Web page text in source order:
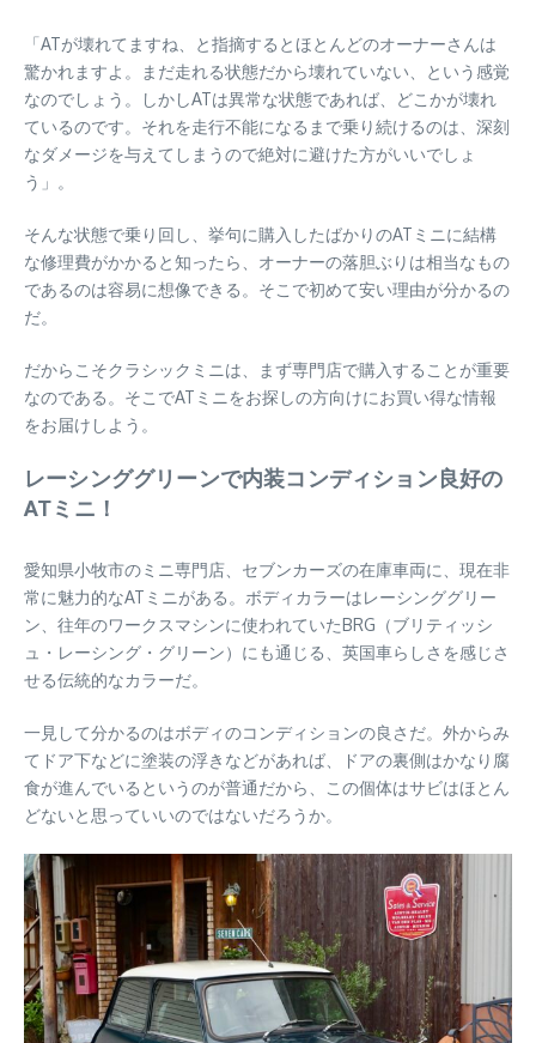
「ATが壊れてますね、と指摘するとほとんどのオーナーさんは
驚かれますよ。まだ走れる状態だから壊れていない、という感覚
なのでしょう。しかしATは異常な状態であれば、どこかが壊れ
ているのです。それを走行不能になるまで乗り続けるのは、深刻
なダメージを与えてしまうので絶対に避けた方がいいでしょ
う」。
そんな状態で乗り回し、挙句に購入したばかりのATミニに結構
な修理費がかかると知ったら、オーナーの落胆ぶりは相当なもの
であるのは容易に想像できる。そこで初めて安い理由が分かるの
だ。
だからこそクラシックミニは、まず専門店で購入することが重要
なのである。そこでATミニをお探しの方向けにお買い得な情報
をお届けしよう。
レーシンググリーンで内装コンディション良好の
ATミニ！
愛知県小牧市のミニ専門店、セブンカーズの在庫車両に、現在非
常に魅力的なATミニがある。ボディカラーはレーシンググリー
ン、往年のワークスマシンに使われていたBRG（ブリティッシ
ュ・レーシング・グリーン）にも通じる、英国車らしさを感じさ
せる伝統的なカラーだ。
一見して分かるのはボディのコンディションの良さだ。外からみ
てドア下などに塗装の浮きなどがあれば、ドアの裏側はかなり腐
食が進んでいるというのが普通だから、この個体はサビはほとん
どないと思っていいのではないだろうか。